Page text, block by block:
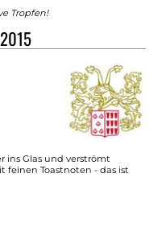
Tropfen!
ins Glas und verströmt
feinen Toastnoten - das ist